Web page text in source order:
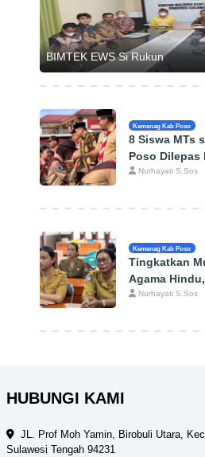
BIMTEK EWS Si Rukun
Kemenag Kab Poso
8 Siswa MTs
Poso Dilepas
Nurhayati S.Sos
Kemenag Kab Poso
Tingkatkan
Agama
Nurhayati S.Sos
HUBUNGI KAMI
JL. Prof Moh Yamin, Birobuli Utara,
Sulawesi Tengah 94231